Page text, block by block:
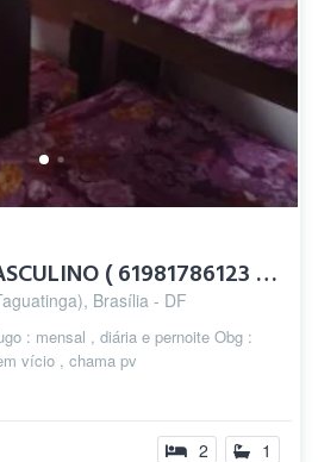
DORMITÓRIO MASCULINO ( 61981786123 / TA...
Brasília - DF
: mensal , diária e pernoite Obg :
vício , chama pv
2 1